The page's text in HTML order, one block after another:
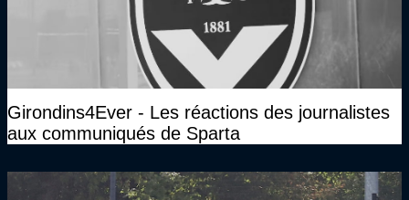
Girondins4Ever - Les réactions des journalistes
aux communiqués de Sparta